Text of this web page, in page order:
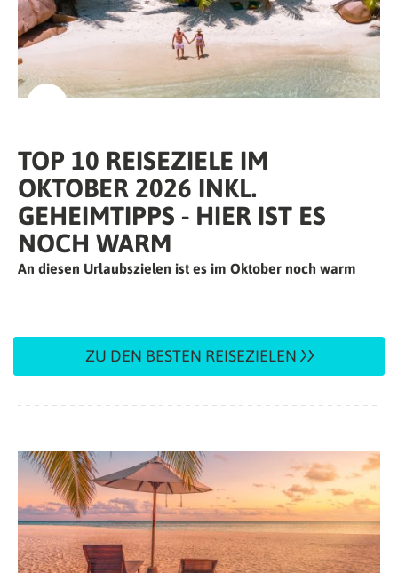
TOP 10 REISEZIELE IM
OKTOBER 2026 INKL.
GEHEIMTIPPS - HIER IST ES
NOCH WARM
An diesen Urlaubszielen ist es im Oktober noch warm
ZU DEN BESTEN REISEZIELEN